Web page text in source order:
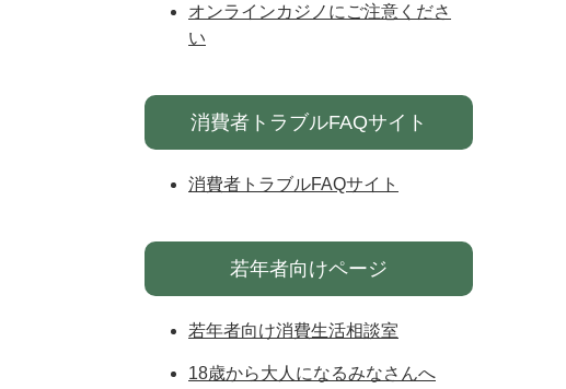
オンラインカジノにご注意くださ
い
消費者トラブルFAQサイト
消費者トラブルFAQサイト
若年者向けページ
若年者向け消費生活相談室
18歳から大人になるみなさんへ